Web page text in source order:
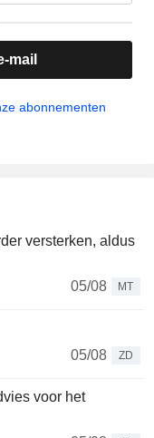
mail
abonnementen
versterken, aldus
05/08
MT
05/08
ZD
voor het